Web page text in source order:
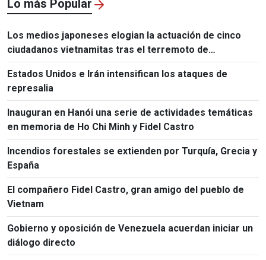
Lo más Popular
Los medios japoneses elogian la actuación de cinco
ciudadanos vietnamitas tras el terremoto de
Kumamoto
Estados Unidos e Irán intensifican los ataques de
represalia
Inauguran en Hanói una serie de actividades temáticas
en memoria de Ho Chi Minh y Fidel Castro
Incendios forestales se extienden por Turquía, Grecia y
España
El compañero Fidel Castro, gran amigo del pueblo de
Vietnam
Gobierno y oposición de Venezuela acuerdan iniciar un
diálogo directo